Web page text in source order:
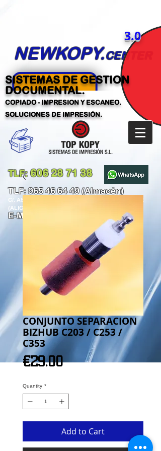
NEWKOPY.CENTER
3.0
SISTEMAS DE GESTION
DOCUMENTAL.
COPIADO - IMPRESION Y ESCANEO.
SOLUCIONES DE IMPRESIÓN.
TLF: 606 28 71 38
TLF:965 46 64 49(Almacén)
C/. ASUNCIÓN PARREÑO GARCÍA,101-103 ELCHE
(ALICANTE)
E-MAIL: tecnico@newkopy.com
CONJUNTO SEPARACION
BIZHUB C203 / C253 /
C353
€29.00Price
Quantity *
Add to Cart